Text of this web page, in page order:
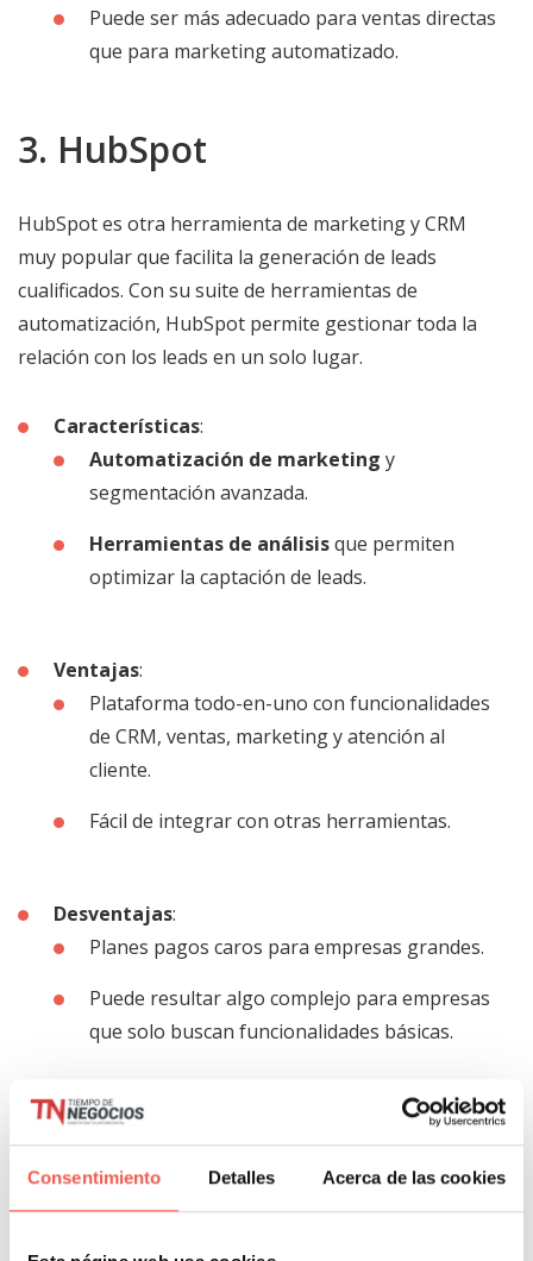
Consentimiento Detalles Acerca de las cookies
Puede ser más adecuado para ventas directas
que para marketing automatizado.
3. HubSpot
HubSpot es otra herramienta de marketing y CRM
muy popular que facilita la generación de leads
cualificados. Con su suite de herramientas de
automatización, HubSpot permite gestionar toda la
relación con los leads en un solo lugar.
Características:
Automatización de marketing y
segmentación avanzada.
Herramientas de análisisque permiten
optimizar la captación de leads.
Ventajas:
Plataforma todo-en-uno con funcionalidades
de CRM, ventas, marketing y atención al
cliente.
Fácil de integrar con otras herramientas.
Desventajas:
Planes pagos caros para empresas grandes.
Puede resultar algo complejo para empresas
que solo buscan funcionalidades básicas.
4. Marketo
Marketo, parte de Adobe, es una herramienta muy